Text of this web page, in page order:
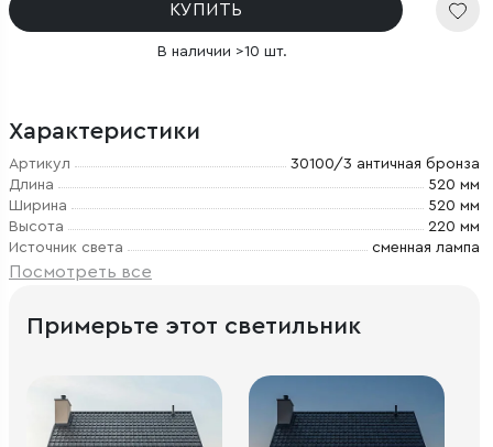
КУПИТЬ
В наличии >10 шт.
Характеристики
Артикул
30100/3 античная бронза
Длина
520 мм
Ширина
520 мм
Высота
220 мм
Источник света
сменная лампа
Посмотреть все
Примерьте этот светильник